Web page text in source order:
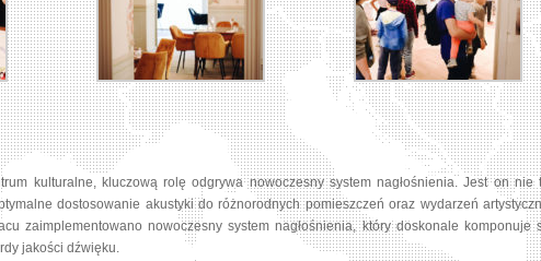
kulturalne, kluczową rolę odgrywa nowoczesny system nagłośnienia. Jest on nie
dostosowanie akustyki do różnorodnych pomieszczeń oraz wydarzeń
zaimplementowano nowoczesny system nagłośnienia, który doskonale komponuje
jakości dźwięku.